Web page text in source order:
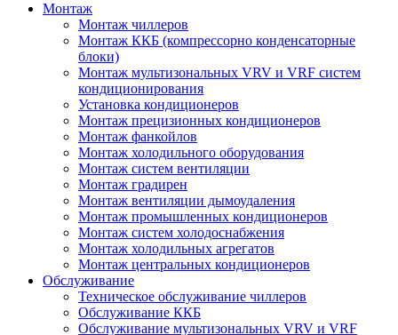
Монтаж
Монтаж чиллеров
Монтаж ККБ (компрессорно конденсаторные
блоки)
Монтаж мультизональных VRV и VRF систем
кондиционирования
Установка кондиционеров
Монтаж прецизионных кондиционеров
Монтаж фанкойлов
Монтаж холодильного оборудования
Монтаж систем вентиляции
Монтаж градирен
Монтаж вентиляции дымоудаления
Монтаж промышленных кондиционеров
Монтаж систем холодоснабжения
Монтаж холодильных агрегатов
Монтаж центральных кондиционеров
Обслуживание
Техническое обслуживание чиллеров
Обслуживание ККБ
Обслуживание мультизональных VRV и VRF